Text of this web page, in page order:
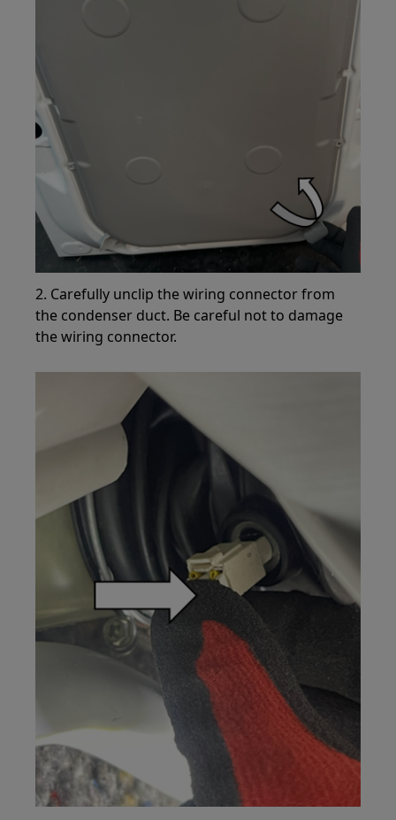
2. Carefully unclip the wiring connector from
the condenser duct. Be careful not to damage
the wiring connector.